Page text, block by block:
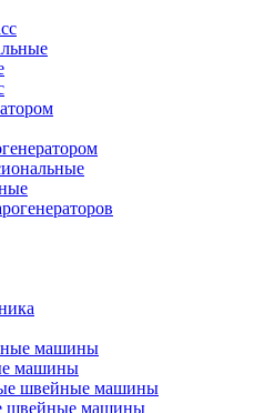
машины
машины
швейные машины
швейные машины